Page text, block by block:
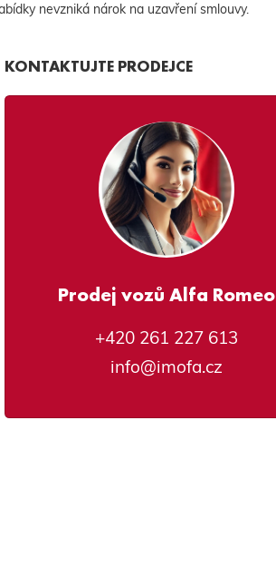
nevzniká nárok na uzavření smlouvy.
KONTAKTUJTE PRODEJCE
Prodej vozů Alfa Romeo
+420 261 227 613
info@imofa.cz